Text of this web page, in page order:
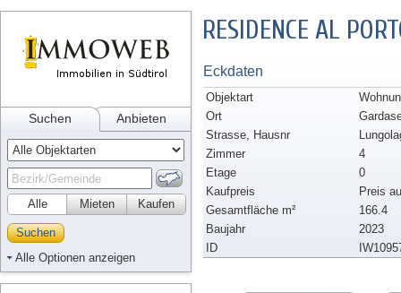
Suchen Anbieten
Alle Kaufen
Mieten
Suchen
Alle Optionen anzeigen
RESIDENCE AL
Eckdaten
Objektart
Ort
Strasse, Hausnr
Zimmer
4
Etage
0
Kaufpreis
Preis
Gesamtfläche m²
166.4
Baujahr
2023
ID